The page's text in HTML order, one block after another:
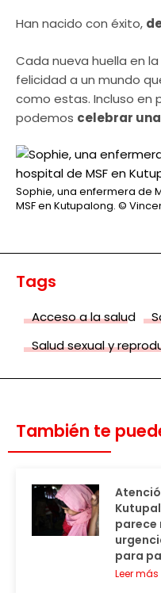
Han nacido con éxito,
Cada nueva huella en
felicidad a un mundo
como estas. Incluso en
podemos celebrar
Sophie, una enfermera de
MSF en Kutupalong. ©
Tags
Acceso a la salud
Salud sexual y
También te
parece
para
Leer más